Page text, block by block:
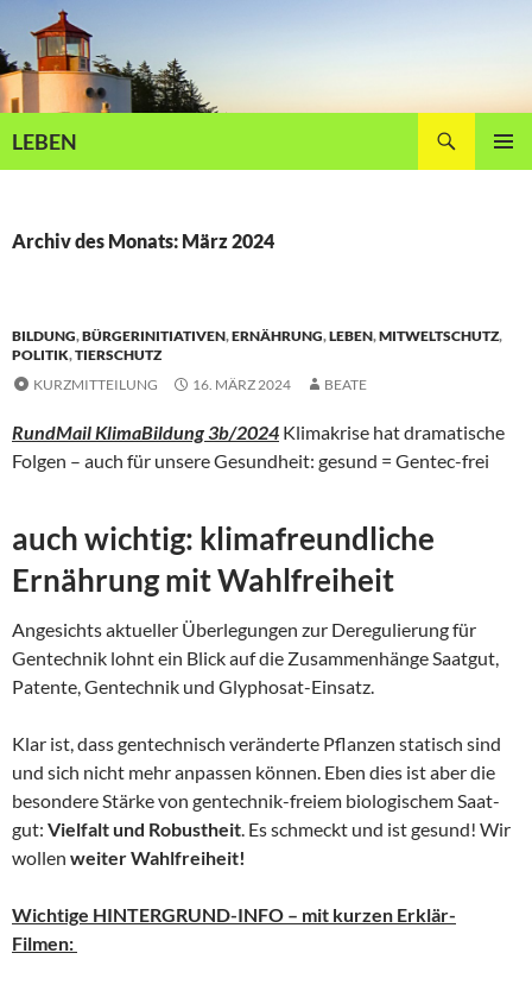
Inhalt
springen
LEBEN
Archiv des Monats: März 2024
BILDUNG,BÜRGERINITIATIVEN,ERNÄHRUNG,LEBEN,MITWELTSCHUTZ,
POLITIK,TIERSCHUTZ
KURZMITTEILUNG
16. MÄRZ 2024 BEATE
RundMail KlimaBildung 3b/2024 Klimakrise hat dramatische
Folgen – auch für unsere Gesundheit: gesund = Gentec-frei
auch wichtig: klimafreundliche
Ernährung mit Wahlfreiheit
Angesichts aktueller Überlegungen zur Deregulierung für
Gentechnik lohnt ein Blick auf die Zusammenhänge Saatgut,
Patente, Gentechnik und Glyphosat-Einsatz.
Klar ist, dass gentechnisch veränderte Pflanzen statisch sind
und sich nicht mehr anpassen können. Eben dies ist aber die
besondere Stärke von gentechnik-freiem biologischem Saat-
gut: Vielfalt und Robustheit. Es schmeckt und ist gesund! Wir
wollen weiter Wahlfreiheit!
Wichtige HINTERGRUND-INFO – mit kurzen Erklär-
Filmen: